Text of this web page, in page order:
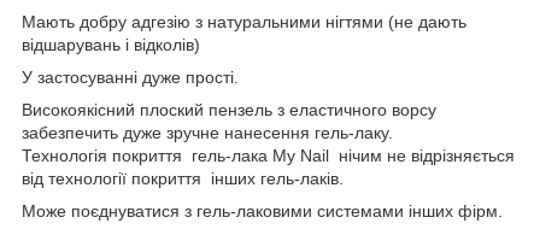
Мають добру адгезію з натуральними нігтями (не дають
відшарувань і відколів)
У застосуванні дуже прості.
Високоякісний плоский пензель з еластичного ворсу
забезпечить дуже зручне нанесення гель-лаку.
Технологія покриття гель-лака My Nail нічим не відрізняється
від технології покриття інших гель-лаків.
Може поєднуватися з гель-лаковими системами інших фірм.